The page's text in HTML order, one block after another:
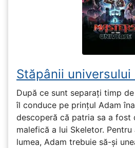
Stăpânii
După ce sunt separați timp
îl conduce pe prințul Adam
descoperă că patria sa a fost
malefică a lui Skeletor.
lumea, Adam trebuie să-și